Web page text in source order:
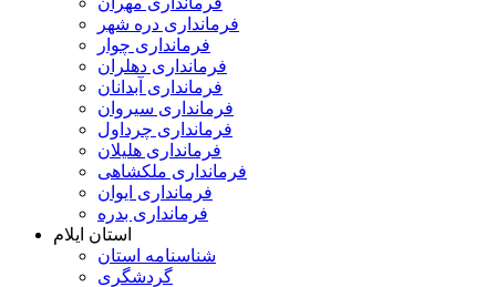
فرمانداری دره شهر
فرمانداری چوار
فرمانداری دهلران
فرمانداری آبدانان
فرمانداری سیروان
فرمانداری چرداول
فرمانداری هلیلان
فرمانداری ملکشاهی
فرمانداری ایوان
فرمانداری بدره
استان ایلام
شناسنامه استان
گردشگری